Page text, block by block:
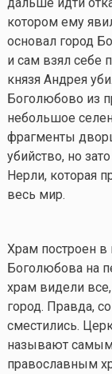
котором ему
основал город
и сам взял себе
князя Андрея
Боголюбово из
небольшое
фрагменты
убийство, но
Нерли, которая
весь мир.
Храм построен в
Боголюбова на
храм видели
город. Правда,
сместились.
называют
православным